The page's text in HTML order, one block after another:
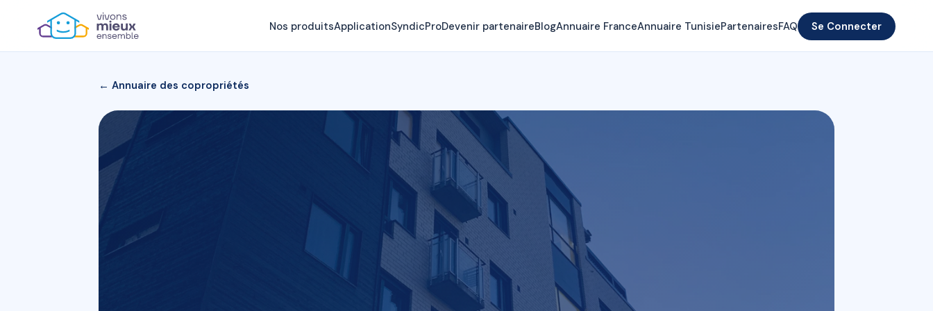
Nos produitsApplicationSyndicProDevenir partenaireBlogAnnuaire FranceAnnuaire TunisiePartenairesFAQ Se Connecter
← Annuaire des copropriétés